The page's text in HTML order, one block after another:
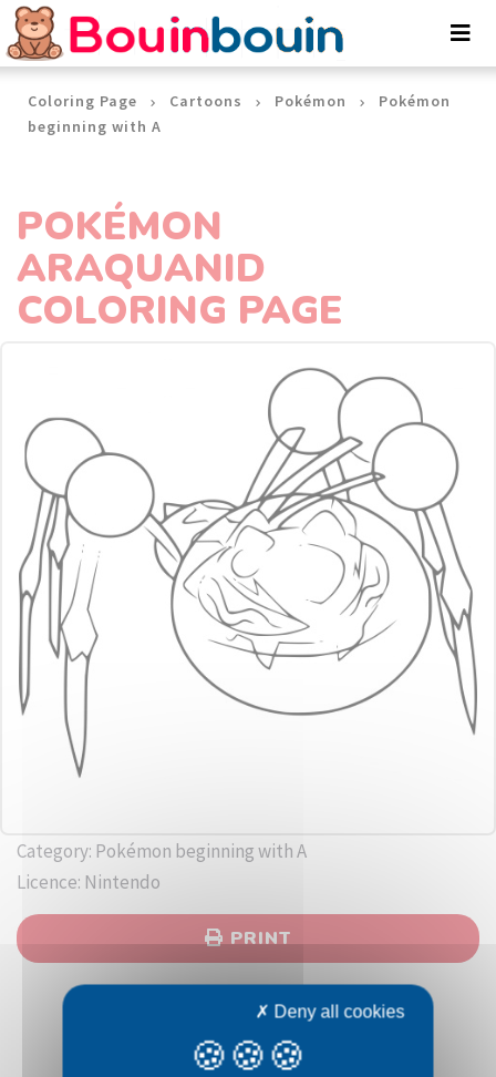
Coloring Page Cartoons Pokémon
Pokémon
beginning with A
POKÉMON
ARAQUANID
COLORING PAGE
Category: Pokémon beginning with A
Licence: Nintendo
PRINT
Cookies management panel
Deny all cookies